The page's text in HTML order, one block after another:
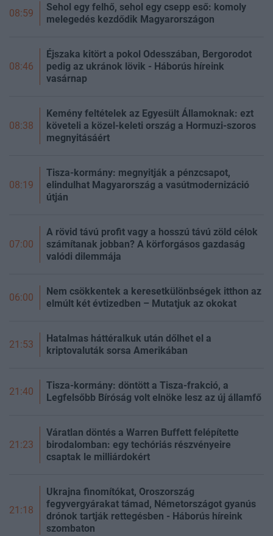
08:59
Sehol egy felhő, sehol egy csepp eső: komoly
melegedés kezdődik Magyarországon
08:46
Éjszaka kitört a pokol Odesszában, Bergorodot
pedig az ukránok lövik - Háborús híreink
vasárnap
08:38
Kemény feltételek az Egyesült Államoknak: ezt
követeli a közel-keleti ország a Hormuzi-szoros
megnyitásáért
08:19
Tisza-kormány: megnyitják a pénzcsapot,
elindulhat Magyarország a vasútmodernizáció
útján
07:00
A rövid távú profit vagy a hosszú távú zöld célok
számítanak jobban? A körforgásos gazdaság
valódi dilemmája
06:00
Nem csökkentek a keresetkülönbségek itthon az
elmúlt két évtizedben – Mutatjuk az okokat
21:53
Hatalmas háttéralkuk után dőlhet el a
kriptovaluták sorsa Amerikában
21:40
Tisza-kormány: döntött a Tisza-frakció, a
Legfelsőbb Bíróság volt elnöke lesz az új államfő
21:23
Váratlan döntés a Warren Buffett felépítette
birodalomban: egy techóriás részvényeire
csaptak le milliárdokért
21:18
Ukrajna finomítókat, Oroszország
fegyvergyárakat támad, Németországot gyanús
drónok tartják rettegésben - Háborús híreink
szombaton